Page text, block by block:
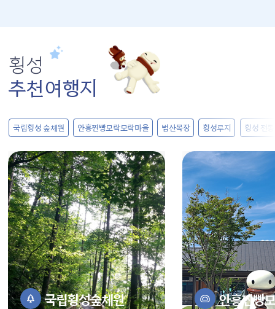
횡성
추천여행지
립횡성숲체원 안흥찐빵모락모락마을 범산목장 횡성루지 횡성 전통시장
국립횡성숲체원 안흥찐빵모락모